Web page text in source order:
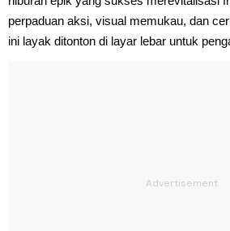
perpaduan aksi, visual memukau, dan
ini layak ditonton di layar lebar untuk